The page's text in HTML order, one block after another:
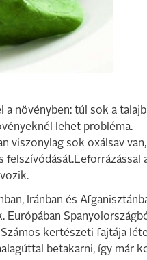
növényben: túl sok a
lehet probléma.
viszonylag sok oxálsav
Iránban és
kertészeti fajtája
betakarni, így már